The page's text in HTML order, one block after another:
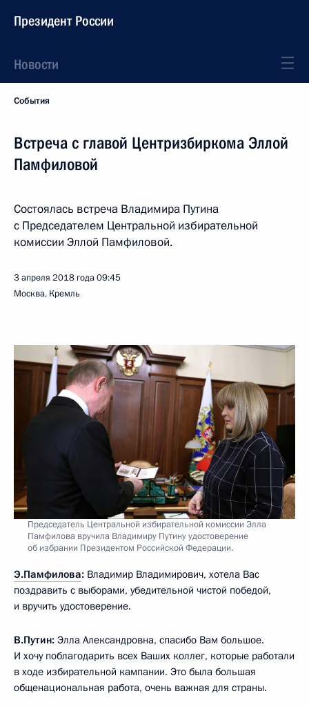
Президент России
Новости
События
Встреча с главой Центризбиркома Эллой
Памфиловой
Состоялась встреча Владимира Путина
с Председателем Центральной избирательной
комиссии Эллой Памфиловой.
3 апреля 2018 года09:45
Москва, Кремль
Председатель Центральной избирательной комиссии Элла
Памфилова вручила Владимиру Путину удостоверение
об избрании Президентом Российской Федерации.
Э.Памфилова: Владимир Владимирович, хотела Вас
поздравить с выборами, убедительной чистой победой,
и вручить удостоверение.
В.Путин: Элла Александровна, спасибо Вам большое.
И хочу поблагодарить всех Ваших коллег, которые работали
в ходе избирательной кампании. Это была большая
общенациональная работа, очень важная для страны.